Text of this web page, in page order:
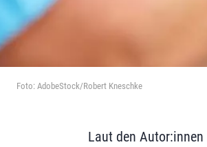
Foto: AdobeStock/Robert Kneschke
Laut den